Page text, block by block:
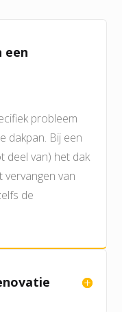
een
probleem
dakpan. Bij een
deel van) het dak
vervangen van
de